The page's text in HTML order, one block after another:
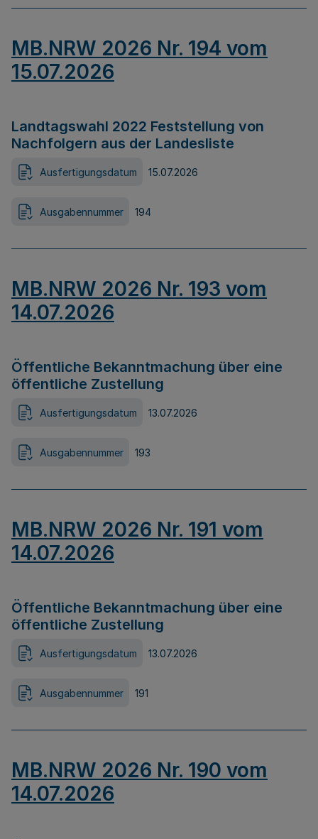
MB.NRW 2026 Nr. 194 vom
15.07.2026
Landtagswahl 2022 Feststellung von
Nachfolgern aus der Landesliste
Ausfertigungsdatum 15.07.2026
Ausgabennummer 194
MB.NRW 2026 Nr. 193 vom
14.07.2026
Öffentliche Bekanntmachung über eine
öffentliche Zustellung
Ausfertigungsdatum 13.07.2026
Ausgabennummer 193
MB.NRW 2026 Nr. 191 vom
14.07.2026
Öffentliche Bekanntmachung über eine
öffentliche Zustellung
Ausfertigungsdatum 13.07.2026
Ausgabennummer 191
MB.NRW 2026 Nr. 190 vom
14.07.2026